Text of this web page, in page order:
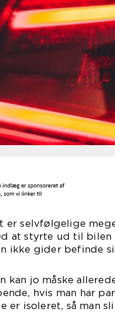
er selvfølgelige
at styrte ud til bilen
ikke gider befinde
kan jo måske
hvis man har
er isoleret, så man